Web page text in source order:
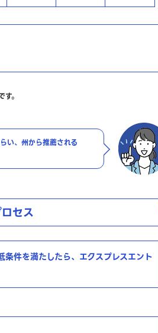
。
い、州から推薦される
セス
を満たしたら、エクスプレスエント